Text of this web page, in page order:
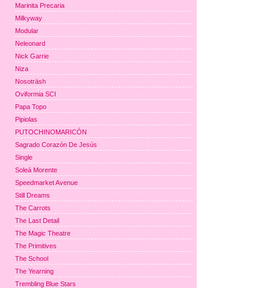
Marinita Precaria
Milkyway
Modular
Neleonard
Nick Garrie
Niza
Nosoträsh
Oviformia SCI
Papa Topo
Pipiolas
PUTOCHINOMARICÓN
Sagrado Corazón De Jesús
Single
Soleá Morente
Speedmarket Avenue
Still Dreams
The Carrots
The Last Detail
The Magic Theatre
The Primitives
The School
The Yearning
Trembling Blue Stars